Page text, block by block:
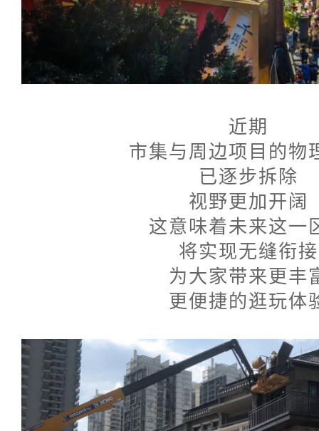
近期
市集与周边项目的物
已逐步拆除
视野更加开阔
这意味着未来这一
将实现无缝衔接
为大家带来更丰
更便捷的逛玩体